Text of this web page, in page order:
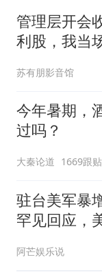
管理层开会
利股，我当
核心技术
苏有朋影音馆
今年暑期，
过吗？
大秦论道 1669跟贴
驻台美军暴
罕见回应，
阿芒娱乐说